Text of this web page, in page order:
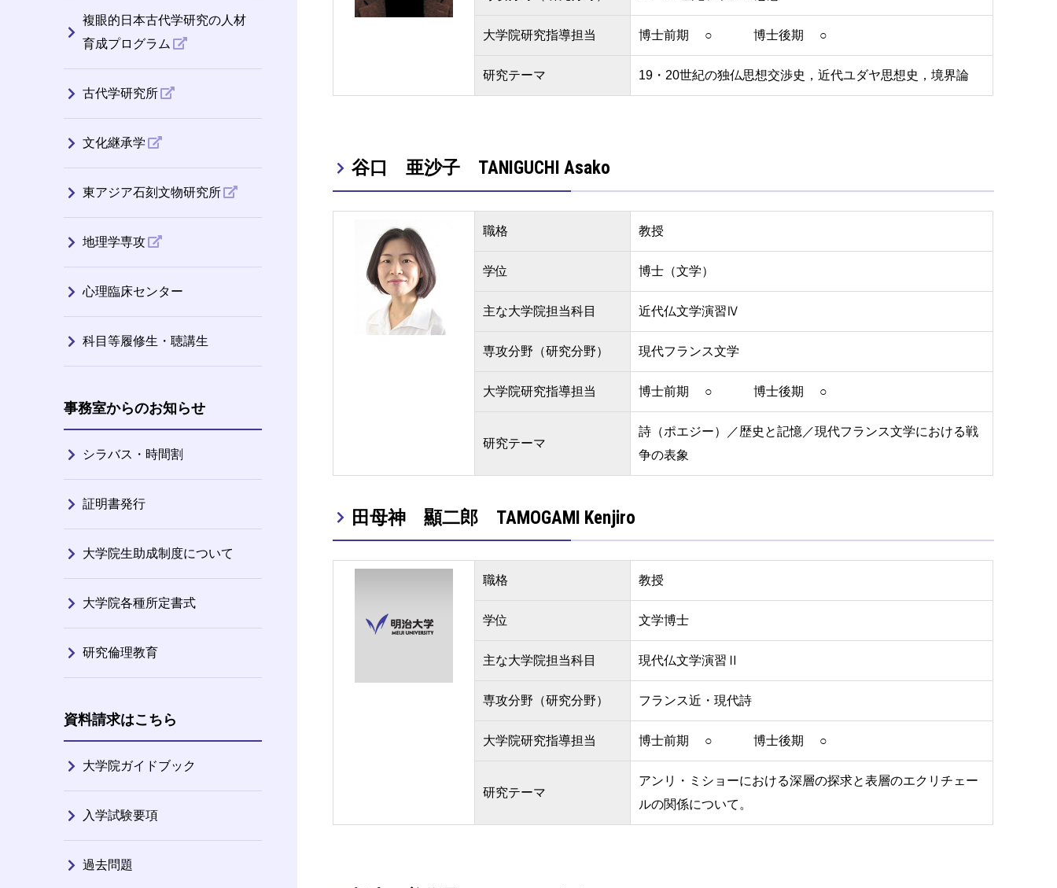
大学院研究指導担当 博士前期 ○ 博士後期 ○
研究テーマ 19・20世紀の独仏思想交渉史，近代ユダヤ思想史，境界論
谷口 亜沙子 TANIGUCHI Asako
職格 教授
学位 博士（文学）
主な大学院担当科目 近代仏文学演習Ⅳ
専攻分野（研究分野） 現代フランス文学
大学院研究指導担当 博士前期 ○ 博士後期 ○
研究テーマ
詩（ポエジー）／歴史と記憶／現代フランス文学における戦
争の表象
田母神 顯二郎 TAMOGAMI Kenjiro
職格 教授
学位 文学博士
主な大学院担当科目 現代仏文学演習Ⅱ
専攻分野（研究分野） フランス近・現代詩
大学院研究指導担当 博士前期 ○ 博士後期 ○
研究テーマ
アンリ・ミショーにおける深層の探求と表層のエクリチェー
ルの関係について。
複眼的日本古代学研究の人材
育成プログラム
古代学研究所
文化継承学
東アジア石刻文物研究所
地理学専攻
心理臨床センター
科目等履修生・聴講生
事務室からのお知らせ
シラバス・時間割
証明書発行
大学院生助成制度について
大学院各種所定書式
研究倫理教育
資料請求はこちら
大学院ガイドブック
入学試験要項
過去問題